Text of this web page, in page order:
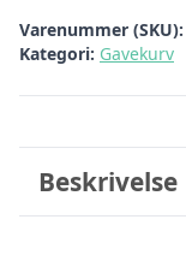
Varenummer (SKU):
Kategori: Gavekurv
Beskrivelse